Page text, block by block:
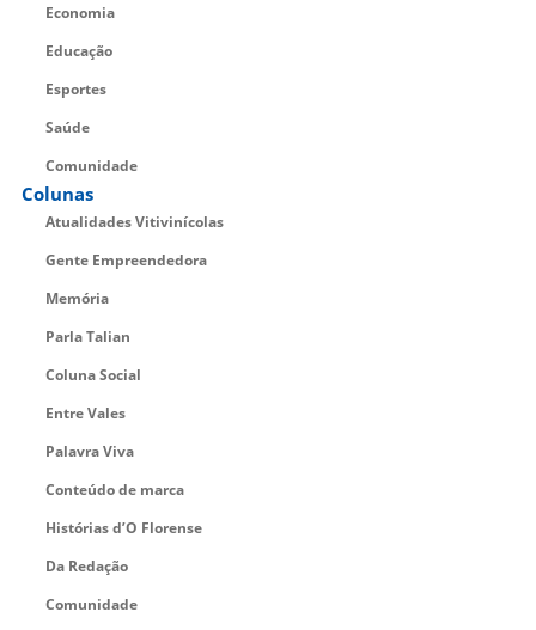
Economia
Educação
Esportes
Saúde
Comunidade
Colunas
Atualidades Vitivinícolas
Gente Empreendedora
Memória
Parla Talian
Coluna Social
Entre Vales
Palavra Viva
Conteúdo de marca
Histórias d’O Florense
Da Redação
Comunidade